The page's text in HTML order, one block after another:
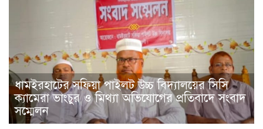
ধামইরহাটের সফিয়া পাইলট উচ্চ বিদ্যালয়ের সিসি
ক্যামেরা ভাংচুর ও মিথ্যা অভিযোগের প্রতিবাদে সংবাদ
সম্মেলন